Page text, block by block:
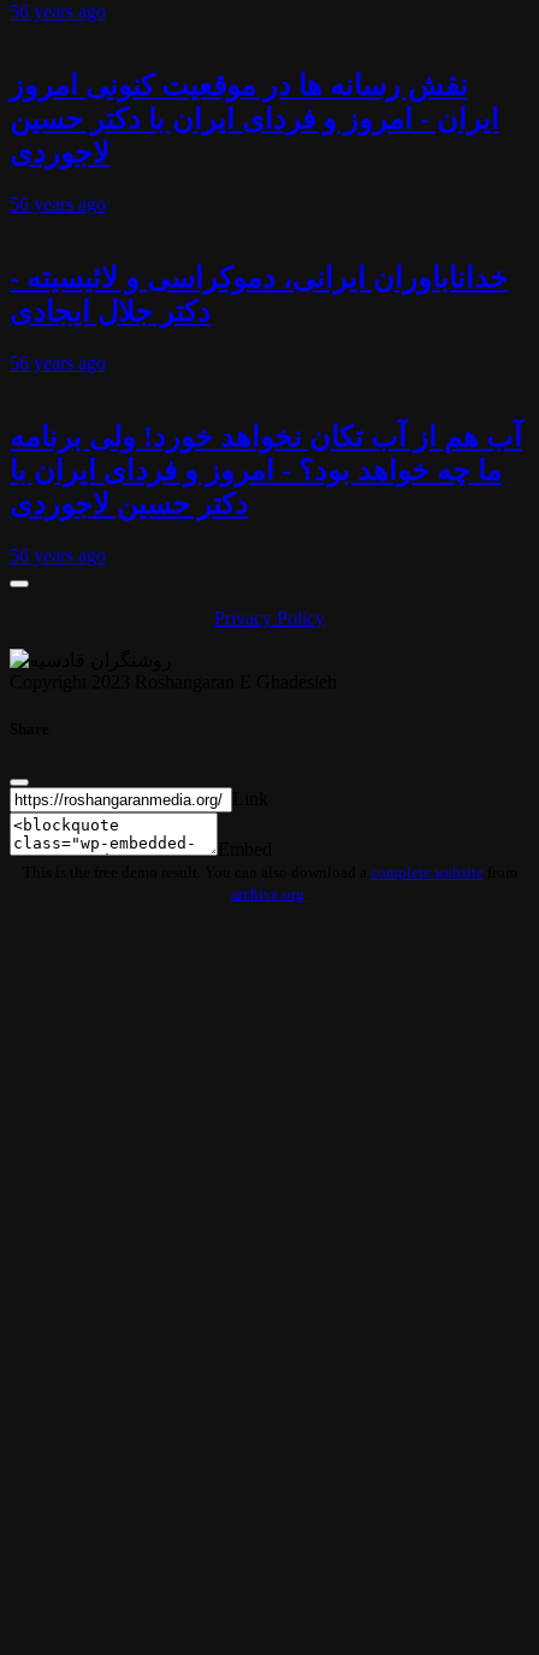
56 years ago
نقش رسانه ها در موقعیت کنونی امروز
ایران - امروز و فردای ایران با دکتر حسین
لاجوردی
56 years ago
خداناباوران ایرانی، دموکراسی و لائیسیته -
دکتر جلال ایجادی
56 years ago
آب هم از آب تکان نخواهد خورد! ولی برنامه
ما چه خواهد بود؟ - امروز و فردای ایران با
دکتر حسین لاجوردی
56 years ago
Privacy Policy
complete websitefrom
archive.org